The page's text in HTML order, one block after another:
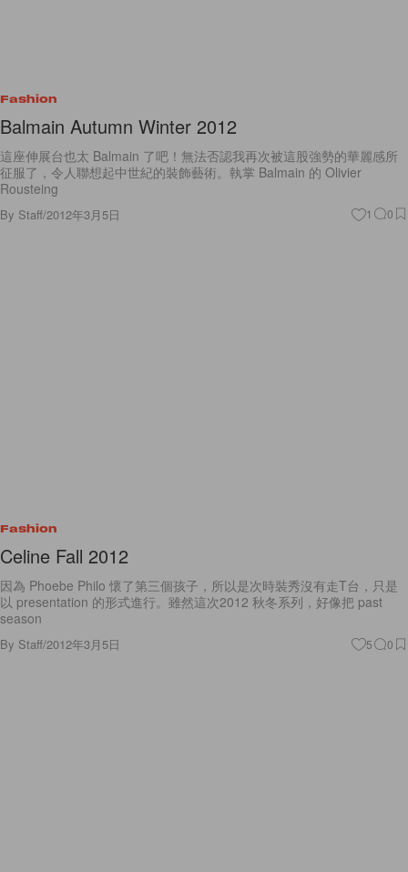
Fashion
Balmain Autumn Winter 2012
這座伸展台也太 Balmain 了吧！無法否認我再次被這股強勢的華麗感所
征服了，令人聯想起中世紀的裝飾藝術。執掌 Balmain 的 Olivier
Rousteing
By Staff/2012年3月5日 1 0
Fashion
Celine Fall 2012
因為 Phoebe Philo 懷了第三個孩子，所以是次時裝秀沒有走T台，只是
以 presentation 的形式進行。雖然這次2012 秋冬系列，好像把 past
season
By Staff/2012年3月5日 5 0